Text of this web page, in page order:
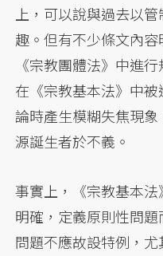
上，可以說與過去以
趣。但有不少條文內
《宗教團體法》中進
在《宗教基本法》中
論時產生模糊失焦現
源誕生者於不義。
事實上，《宗教基本
明確，定義原則性問
問題不應故設特例，